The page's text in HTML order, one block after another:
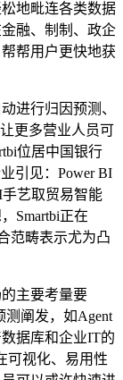
地毗连各类数据
融、制制、政企
帮用户更快地获
行归因预测、
更多营业人员可
位居中国银行
引见：Power BI
艺取贸易智能
Smartbi正在
范畴表示尤为凸
主要考量要
阐发，如Agent
据库和企业IT的
可视化、易用性